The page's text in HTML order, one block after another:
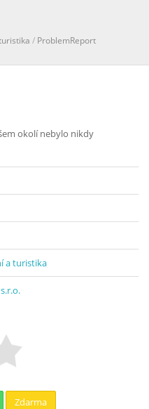
/ ProblemReport
okolí nebylo nikdy
a turistika
Zdarma